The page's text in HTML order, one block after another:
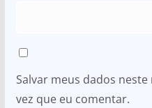
Salvar meus dados
vez que eu comentar.